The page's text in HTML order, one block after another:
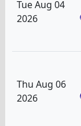
Tue Aug 04
2026
Thu Aug 06
2026